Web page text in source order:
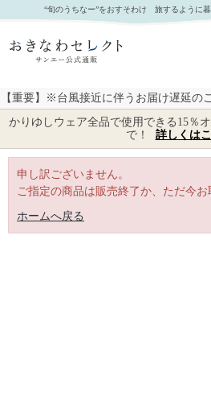
｜おきなわセレクト サンエー公式通販
“旬のうちなー”をおすそわけ 旅するように
【重要】※台風接近に伴うお届け遅延の
かりゆしウェア全品で使用できる15％
で！
詳しくは
申し訳ございません。
ご指定の商品は販売終了か、ただ今お
ホームへ戻る